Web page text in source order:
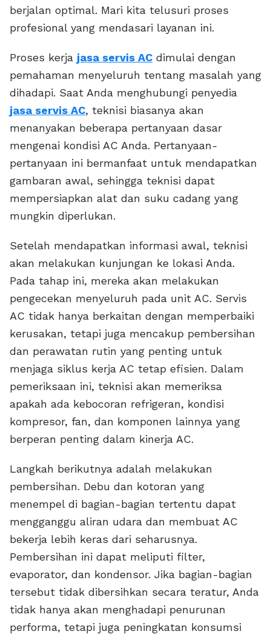
berjalan optimal. Mari kita telusuri proses
profesional yang mendasari layanan ini.
Proses kerja jasa servis AC dimulai dengan
pemahaman menyeluruh tentang masalah yang
dihadapi. Saat Anda menghubungi penyedia
jasa servis AC, teknisi biasanya akan
menanyakan beberapa pertanyaan dasar
mengenai kondisi AC Anda. Pertanyaan-
pertanyaan ini bermanfaat untuk mendapatkan
gambaran awal, sehingga teknisi dapat
mempersiapkan alat dan suku cadang yang
mungkin diperlukan.
Setelah mendapatkan informasi awal, teknisi
akan melakukan kunjungan ke lokasi Anda.
Pada tahap ini, mereka akan melakukan
pengecekan menyeluruh pada unit AC. Servis
AC tidak hanya berkaitan dengan memperbaiki
kerusakan, tetapi juga mencakup pembersihan
dan perawatan rutin yang penting untuk
menjaga siklus kerja AC tetap efisien. Dalam
pemeriksaan ini, teknisi akan memeriksa
apakah ada kebocoran refrigeran, kondisi
kompresor, fan, dan komponen lainnya yang
berperan penting dalam kinerja AC.
Langkah berikutnya adalah melakukan
pembersihan. Debu dan kotoran yang
menempel di bagian-bagian tertentu dapat
mengganggu aliran udara dan membuat AC
bekerja lebih keras dari seharusnya.
Pembersihan ini dapat meliputi filter,
evaporator, dan kondensor. Jika bagian-bagian
tersebut tidak dibersihkan secara teratur, Anda
tidak hanya akan menghadapi penurunan
performa, tetapi juga peningkatan konsumsi